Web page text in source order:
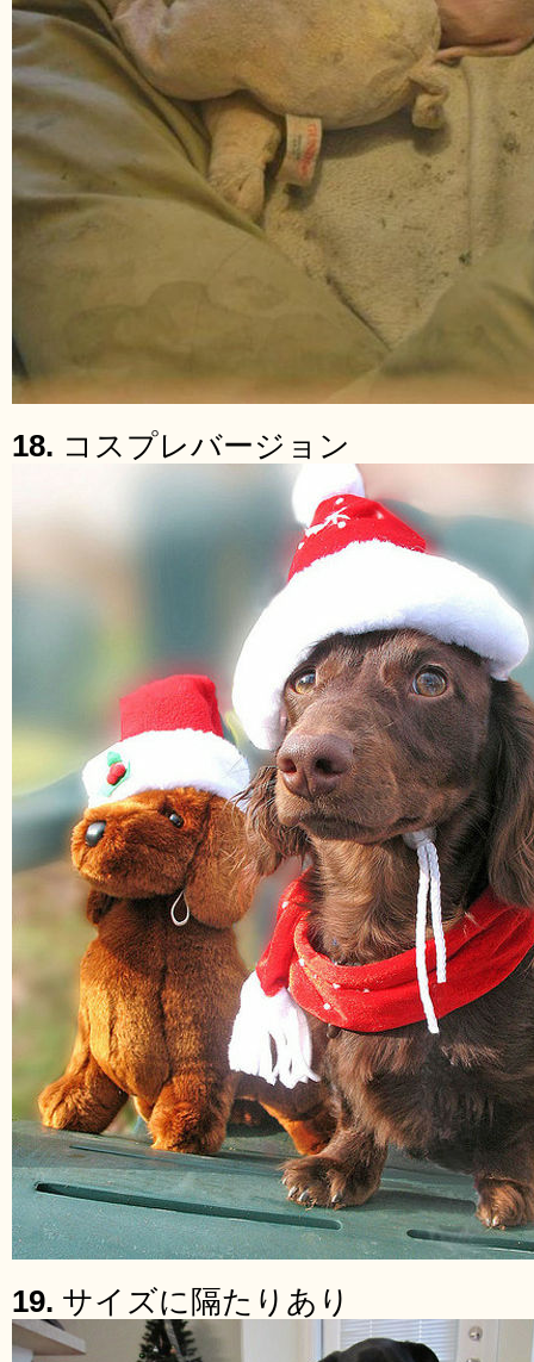
18. コスプレバージョン
19. サイズに隔たりあり